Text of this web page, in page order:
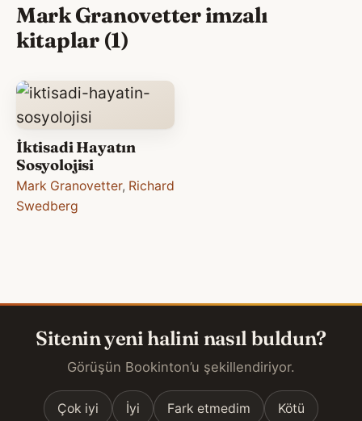
Mark Granovetter imzalı
kitaplar (1)
İktisadi Hayatın
Sosyolojisi
Mark Granovetter, Richard
Swedberg
Sitenin yeni halini nasıl buldun?
Görüşün Bookinton’u şekillendiriyor.
Çok iyi İyi Fark etmedim Kötü